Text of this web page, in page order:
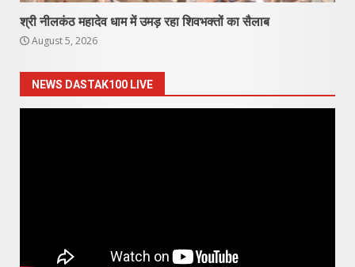
श्री नीलकंठ महादेव धाम में उमड़ रहा शिवभक्तों का सैलाब
August 5, 2026
NEWS DASTAK100 LIVE